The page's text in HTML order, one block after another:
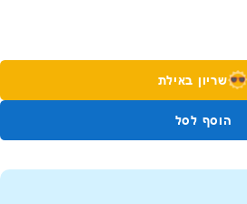
שריון באילת
הוסף לסל